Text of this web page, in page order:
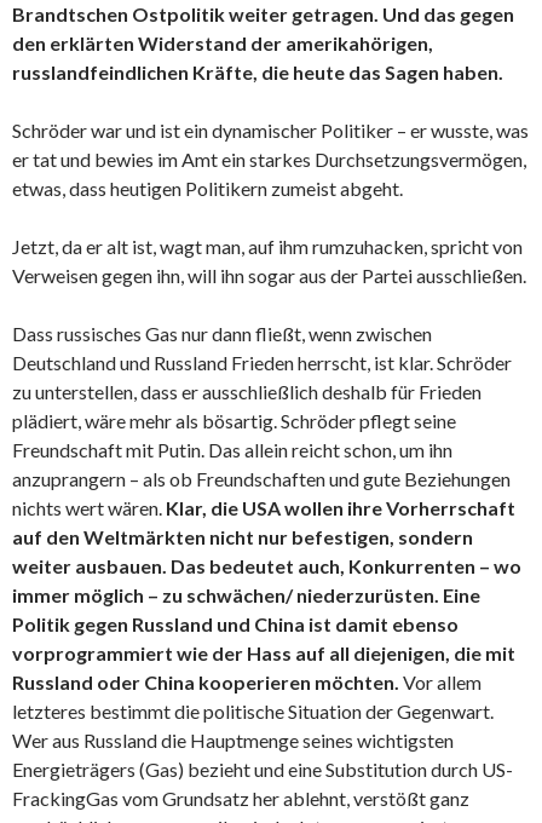
Brandtschen Ostpolitik weiter getragen. Und das gegen
den erklärten Widerstand der amerikahörigen,
russlandfeindlichen Kräfte, die heute das Sagen haben.
Schröder war und ist ein dynamischer Politiker – er wusste, was
er tat und bewies im Amt ein starkes Durchsetzungsvermögen,
etwas, dass heutigen Politikern zumeist abgeht.
Jetzt, da er alt ist, wagt man, auf ihm rumzuhacken, spricht von
Verweisen gegen ihn, will ihn sogar aus der Partei ausschließen.
Dass russisches Gas nur dann fließt, wenn zwischen
Deutschland und Russland Frieden herrscht, ist klar. Schröder
zu unterstellen, dass er ausschließlich deshalb für Frieden
plädiert, wäre mehr als bösartig. Schröder pflegt seine
Freundschaft mit Putin. Das allein reicht schon, um ihn
anzuprangern – als ob Freundschaften und gute Beziehungen
nichts wert wären. Klar, die USA wollen ihre Vorherrschaft
auf den Weltmärkten nicht nur befestigen, sondern
weiter ausbauen. Das bedeutet auch, Konkurrenten – wo
immer möglich – zu schwächen/ niederzurüsten. Eine
Politik gegen Russland und China ist damit ebenso
vorprogrammiert wie der Hass auf all diejenigen, die mit
Russland oder China kooperieren möchten. Vor allem
letzteres bestimmt die politische Situation der Gegenwart.
Wer aus Russland die Hauptmenge seines wichtigsten
Energieträgers (Gas) bezieht und eine Substitution durch US-
FrackingGas vom Grundsatz her ablehnt, verstößt ganz